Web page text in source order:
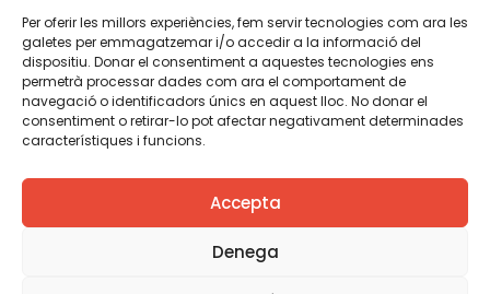
Per oferir les millors experiències, fem servir tecnologies com ara les
galetes per emmagatzemar i/o accedir a la informació del
dispositiu. Donar el consentiment a aquestes tecnologies ens
permetrà processar dades com ara el comportament de
navegació o identificadors únics en aquest lloc. No donar el
consentiment o retirar-lo pot afectar negativament determinades
característiques i funcions.
Accepta
Denega
TWT YTB IG FB IN
Avís legalPolítica de cookies
Creiem que el coneixement s’ha de compartir. Per això
fem servir una llicència Creative Commons, llevat que en
algun material indiquem el contrari. Us animem a copiar,
redistribuir, remesclar o transformar i crear els continguts